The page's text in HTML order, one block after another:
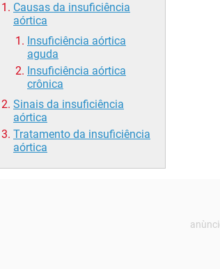
Causas da insuficiência
aórtica
Insuficiência aórtica
aguda
Insuficiência aórtica
crônica
Sinais da insuficiência
aórtica
Tratamento da insuficiência
aórtica